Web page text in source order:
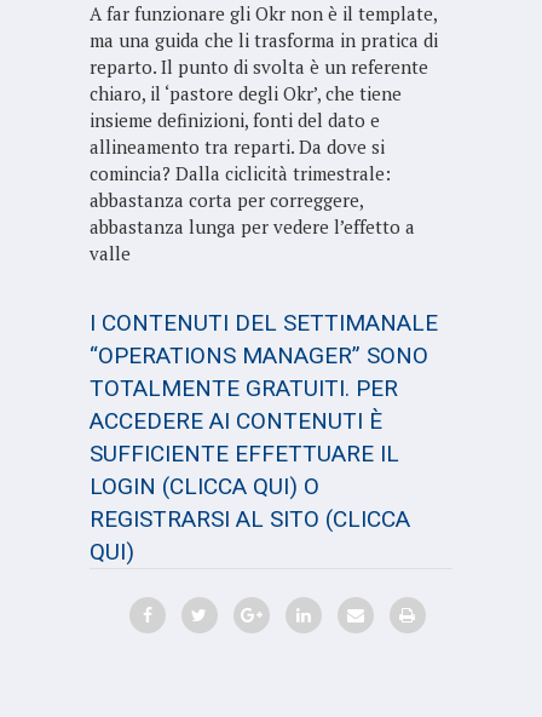
A far funzionare gli Okr non è il template,
ma una guida che li trasforma in pratica di
reparto. Il punto di svolta è un referente
chiaro, il ‘pastore degli Okr’, che tiene
insieme definizioni, fonti del dato e
allineamento tra reparti. Da dove si
comincia? Dalla ciclicità trimestrale:
abbastanza corta per correggere,
abbastanza lunga per vedere l’effetto a
valle
I CONTENUTI DEL SETTIMANALE
“OPERATIONS MANAGER” SONO
TOTALMENTE GRATUITI. PER
ACCEDERE AI CONTENUTI È
SUFFICIENTE EFFETTUARE IL
LOGIN (CLICCA QUI) O
REGISTRARSI AL SITO (CLICCA
QUI)